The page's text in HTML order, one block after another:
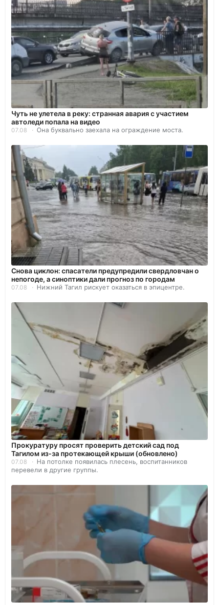
Чуть не улетела в реку: странная авария с участием
автоледи попала на видео
07.08 Она буквально заехала на ограждение моста.
Снова циклон: спасатели предупредили свердловчан о
непогоде, а синоптики дали прогноз по городам
07.08 Нижний Тагил рискует оказаться в эпицентре.
Прокуратуру просят проверить детский сад под
Тагилом из-за протекающей крыши (обновлено)
07.08
На потолке появилась плесень, воспитанников
перевели в другие группы.